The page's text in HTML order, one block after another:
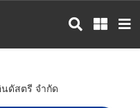
ดัสตรี จำกัด